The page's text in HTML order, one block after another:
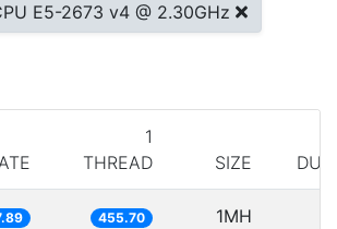
E5-2673 v4 @ 2.30GHz
1
THREAD
SIZE
455.70 1MH